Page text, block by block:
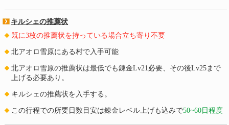
キルシェの推薦状
既に3枚の推薦状を持っている場合立ち寄り不要
北アオロ雪原にある村で入手可能
北アオロ雪原の推薦状は最低でも錬金Lv21必要、その後Lv25まで
上げる必要あり。
キルシェの推薦状を入手する。
この行程での所要日数目安は錬金レベル上げも込みで50~60日程度